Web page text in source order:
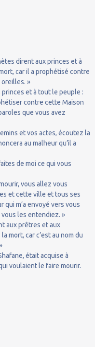
dirent aux princes et à
car il a prophétisé contre
oreilles. »
princes et à tout le peuple :
contre cette Maison
que vous avez
et vos actes, écoutez la
au malheur qu’il a
de moi ce qui vous
vous allez vous
et cette ville et tous ses
qui m’a envoyé vers vous
les entendiez. »
aux prêtres et aux
mort, car c’est au nom du
était acquise à
voulaient le faire mourir.